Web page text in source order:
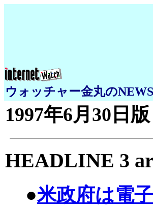
ウォッチャー金丸の
1997年6月30日版
HEADLINE 3
●米政府は電